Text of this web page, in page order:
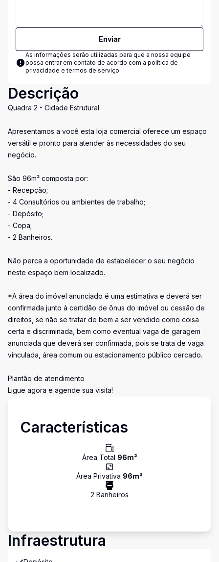
Enviar
As informações serão utilizadas para que a nossa equipe
possa entrar em contato de acordo com a política de
privacidade e termos de serviço
Descrição
Quadra 2 - Cidade Estrutural
Apresentamos a você esta loja comercial oferece um espaço
versátil e pronto para atender às necessidades do seu
negócio.
São 96m² composta por:
- Recepção;
- 4 Consultórios ou ambientes de trabalho;
- Depósito;
- Copa;
- 2 Banheiros.
Não perca a oportunidade de estabelecer o seu negócio
neste espaço bem localizado.
*A área do imóvel anunciado é uma estimativa e deverá ser
confirmada junto à certidão de ônus do imóvel ou cessão de
direitos, se não se tratar de bem a ser vendido como coisa
certa e discriminada, bem como eventual vaga de garagem
anunciada que deverá ser confirmada, pois se trata de vaga
vinculada, área comum ou estacionamento público cercado.
Plantão de atendimento
Ligue agora e agende sua visita!
Características
Área Total 96m²
Área Privativa 96m²
2 Banheiros
Infraestrutura